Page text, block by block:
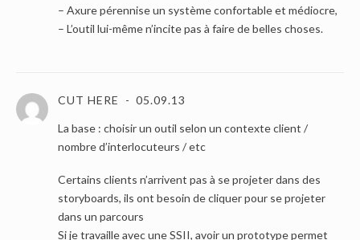
– Axure pérennise un système confortable et médiocre,
– L’outil lui-même n’incite pas à faire de belles choses.
CUT HERE 05.09.13
La base : choisir un outil selon un contexte client /
nombre d’interlocuteurs / etc
Certains clients n’arrivent pas à se projeter dans des
storyboards, ils ont besoin de cliquer pour se projeter
dans un parcours
Si je travaille avec une SSII, avoir un prototype permet